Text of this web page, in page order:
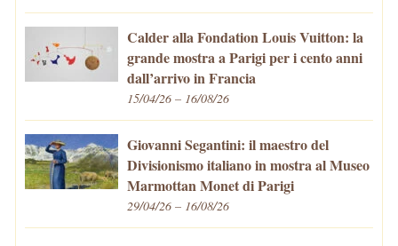
Calder alla Fondation Louis Vuitton: la
grande mostra a Parigi per i cento anni
dall’arrivo in Francia
15/04/26 – 16/08/26
Giovanni Segantini: il maestro del
Divisionismo italiano in mostra al Museo
Marmottan Monet di Parigi
29/04/26 – 16/08/26